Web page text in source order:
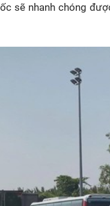
sẽ nhanh chóng